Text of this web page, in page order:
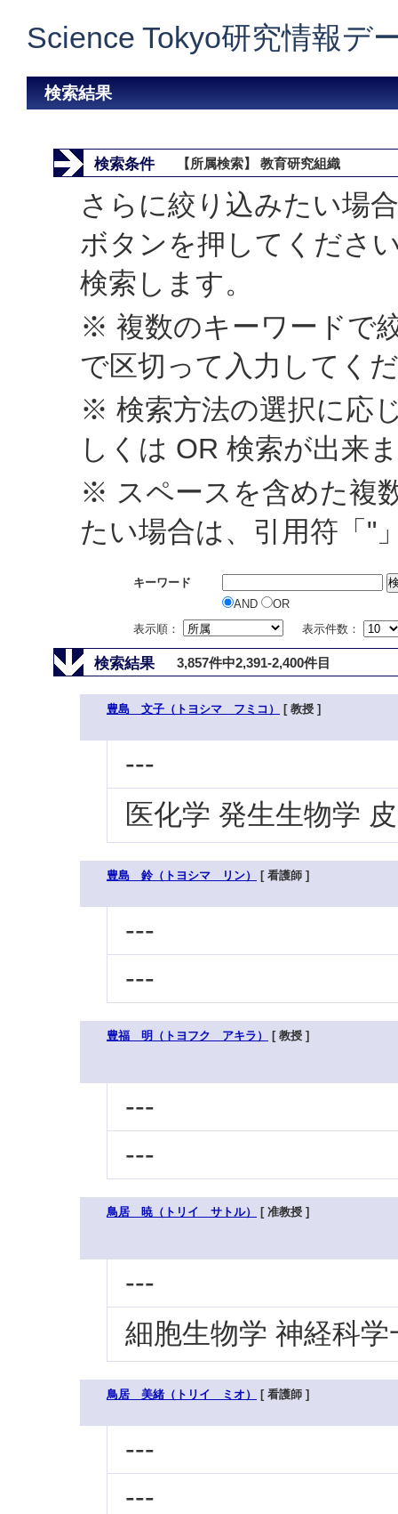
Science Tokyo研究情報デ
検索結果
検索条件 【所属検索】 教育研究組織
さらに絞り込みたい場
ボタンを押してくださ
検索します。
※ 複数のキーワードで
で区切って入力してく
※ 検索方法の選択に応
しくは OR 検索が出来
※ スペースを含めた複
たい場合は、引用符「"
キーワード
AND
OR
表示順：
表示件数：
検索結果 3,857件中2,391-2,400件目
豊島 文子（トヨシマ フミコ） [ 教授 ]
---
医化学 発生生物学
豊島 鈴（トヨシマ リン） [ 看護師 ]
---
---
豊福 明（トヨフク アキラ） [ 教授 ]
---
---
鳥居 暁（トリイ サトル） [ 准教授 ]
---
細胞生物学 神経科学
鳥居 美緒（トリイ ミオ） [ 看護師 ]
---
---